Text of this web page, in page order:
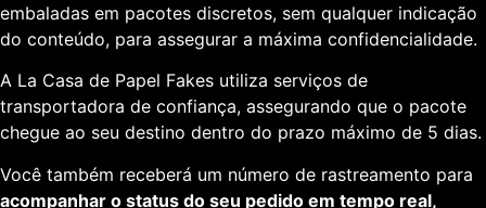
embaladas em pacotes discretos, sem qualquer indicação
do conteúdo, para assegurar a máxima confidencialidade.
A La Casa de Papel Fakes utiliza serviços de
transportadora de confiança, assegurando que o pacote
chegue ao seu destino dentro do prazo máximo de 5 dias.
Você também receberá um número de rastreamento para
acompanhar o status do seu pedido em tempo real,